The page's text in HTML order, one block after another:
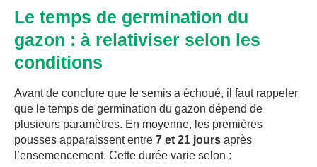
Le temps de germination du
gazon : à relativiser selon les
conditions
Avant de conclure que le semis a échoué, il faut rappeler
que le temps de germination du gazon dépend de
plusieurs paramètres. En moyenne, les premières
pousses apparaissent entre 7 et 21 jours après
l’ensemencement. Cette durée varie selon :